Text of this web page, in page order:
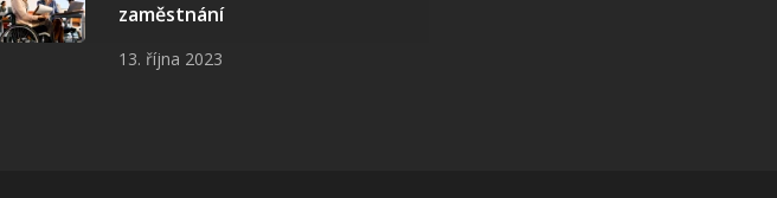
zaměstnání
13. října 2023